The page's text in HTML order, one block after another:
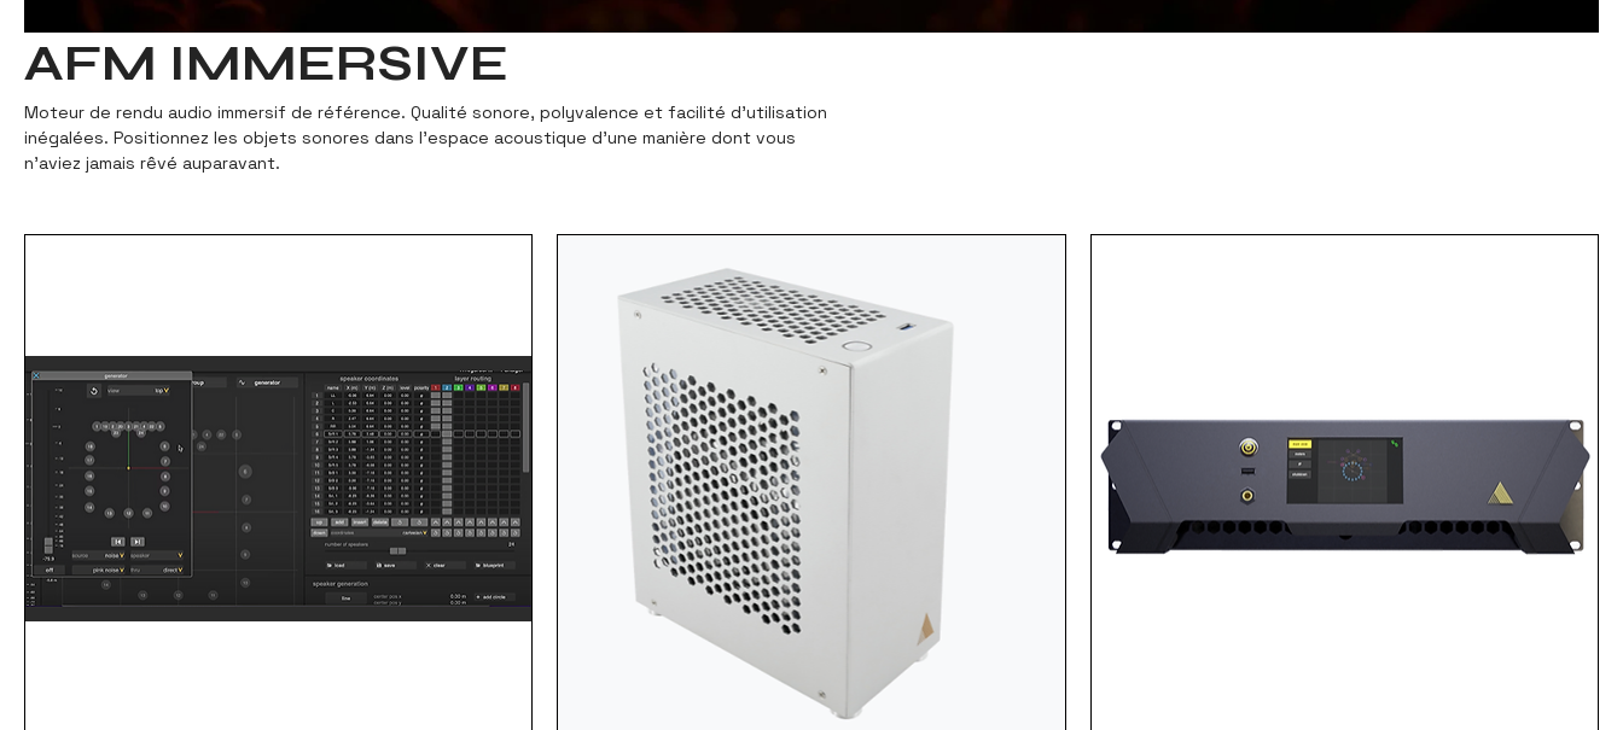
AFM IMMERSIVE
Moteur de rendu audio immersif de référence. Qualité sonore, polyvalence et facilité d'utilisation
inégalées. Positionnez les objets sonores dans l'espace acoustique d'une manière dont vous
n'aviez jamais rêvé auparavant.